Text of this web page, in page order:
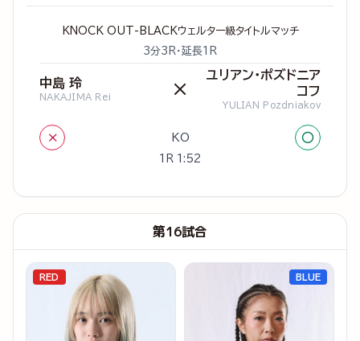
KNOCK OUT-BLACKウェルター級タイトルマッチ
3分3R・延長1R
中島 玲
NAKAJIMA Rei ×
ユリアン・ポズドニア
コフ
YULIAN Pozdniakov
× KO ○
1R 1:52
第16試合
RED BLUE